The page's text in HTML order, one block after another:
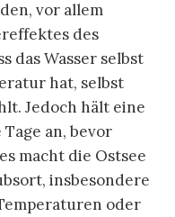
vor allem
des
das Wasser selbst
hat, selbst
Jedoch hält eine
an, bevor
macht die Ostsee
insbesondere
oder